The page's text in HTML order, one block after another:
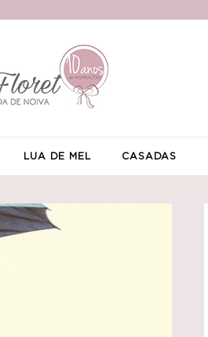
LUA DE MEL CASADAS